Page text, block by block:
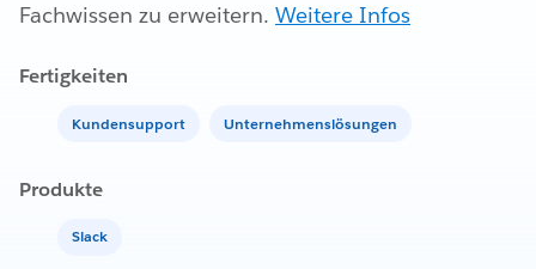
Fachwissen zu erweitern. Weitere Infos
Fertigkeiten
Kundensupport Unternehmenslösungen
Produkte
Slack